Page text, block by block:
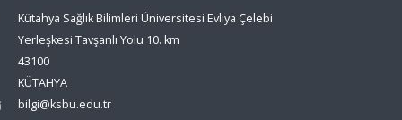
Kütahya Sağlık Bilimleri Üniversitesi Evliya Çelebi
Yerleşkesi Tavşanlı Yolu 10. km
43100
KÜTAHYA
bilgi@ksbu.edu.tr